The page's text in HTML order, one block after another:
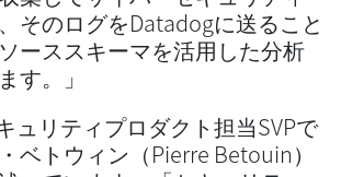
そのログをDatadogに送ること
ーススキーマを活用した分析
す。」
ュリティプロダクト担当SVPで
ベトウィン（Pierre Betouin）